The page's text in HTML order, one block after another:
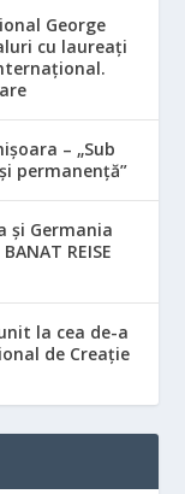
George
cu laureați
– „Sub
permanență”
și Germania
REISE
la cea de-a
de Creație